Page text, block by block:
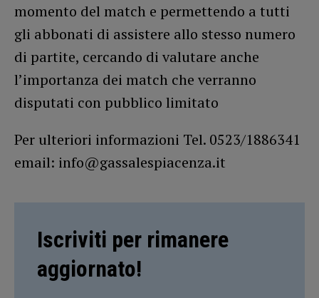
momento del match e permettendo a tutti
gli abbonati di assistere allo stesso numero
di partite, cercando di valutare anche
l’importanza dei match che verranno
disputati con pubblico limitato
Per ulteriori informazioni Tel. 0523/1886341
email: info@gassalespiacenza.it
Iscriviti per rimanere
aggiornato!